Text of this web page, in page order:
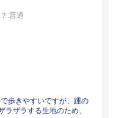
:普通
歩きやすいですが、踵の
ザラする生地のため、